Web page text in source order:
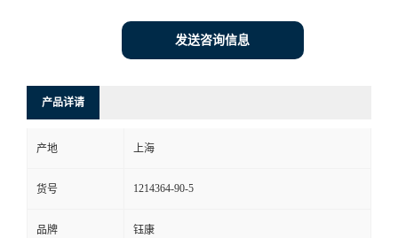
发送咨询信息
产品详请
产地 上海
货号 1214364-90-5
品牌 钰康